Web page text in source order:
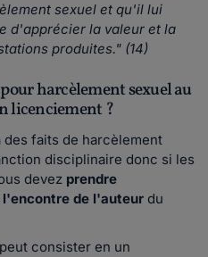
sexuel et qu'il lui
d'apprécier la valeur et la
produites." (14)
harcèlement sexuel au
licenciement ?
des faits de harcèlement
disciplinaire donc si les
devez prendre
de l'auteur du
consister en un